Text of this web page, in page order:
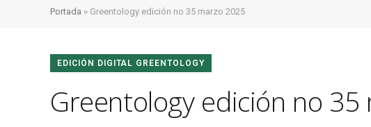
Portada » Greentology edición no 35 marzo 2025
EDICIÓN DIGITAL GREENTOLOGY
Greentology edición no 35